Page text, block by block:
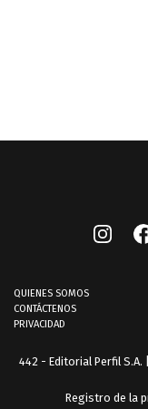
QUIENES SOMOS
CONTÁCTENOS
PRIVACIDAD
442 - Editorial Perfil S.A.
Registro de la